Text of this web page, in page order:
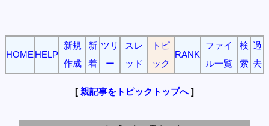
HOME HELP
新規
作成
新
着
ツリ
ー
スレ
ッド
トピ
ック
RANK
ファイ
ル一覧
検
索
過
去
[ 親記事をトピックトップへ]